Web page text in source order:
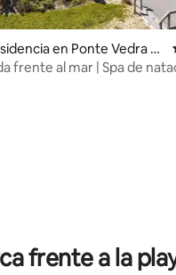
4.91 de 5; 33
en Ponte Vedra B
frente al mar | Spa de
frente a la